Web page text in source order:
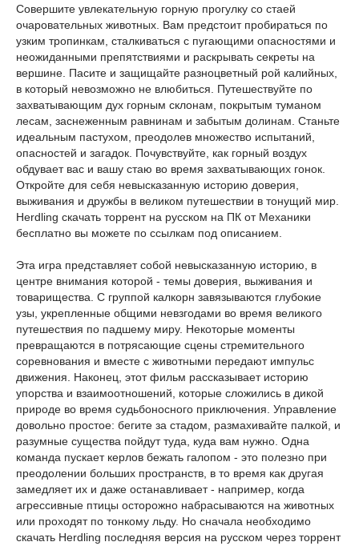
Совершите увлекательную горную прогулку со стаей
очаровательных животных. Вам предстоит пробираться по
узким тропинкам, сталкиваться с пугающими опасностями и
неожиданными препятствиями и раскрывать секреты на
вершине. Пасите и защищайте разноцветный рой калийных,
в который невозможно не влюбиться. Путешествуйте по
захватывающим дух горным склонам, покрытым туманом
лесам, заснеженным равнинам и забытым долинам. Станьте
идеальным пастухом, преодолев множество испытаний,
опасностей и загадок. Почувствуйте, как горный воздух
обдувает вас и вашу стаю во время захватывающих гонок.
Откройте для себя невысказанную историю доверия,
выживания и дружбы в великом путешествии в тонущий мир.
Herdling скачать торрент на русском на ПК от Механики
бесплатно вы можете по ссылкам под описанием.
Эта игра представляет собой невысказанную историю, в
центре внимания которой - темы доверия, выживания и
товарищества. С группой калкорн завязываются глубокие
узы, укрепленные общими невзгодами во время великого
путешествия по падшему миру. Некоторые моменты
превращаются в потрясающие сцены стремительного
соревнования и вместе с животными передают импульс
движения. Наконец, этот фильм рассказывает историю
упорства и взаимоотношений, которые сложились в дикой
природе во время судьбоносного приключения. Управление
довольно простое: бегите за стадом, размахивайте палкой, и
разумные существа пойдут туда, куда вам нужно. Одна
команда пускает керлов бежать галопом - это полезно при
преодолении больших пространств, в то время как другая
замедляет их и даже останавливает - например, когда
агрессивные птицы осторожно набрасываются на животных
или проходят по тонкому льду. Но сначала необходимо
скачать Herdling последняя версия на русском через торрент